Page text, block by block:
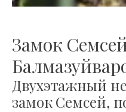
Замок
Двухэтажный
замок Семсей,